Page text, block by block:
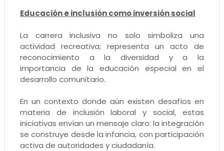
Educación e inclusión como inversión social
La carrera inclusiva no solo simboliza una
actividad recreativa; representa un acto de
reconocimiento a la diversidad y a la
importancia de la educación especial en el
desarrollo comunitario.
En un contexto donde aún existen desafíos en
materia de inclusión laboral y social, estas
iniciativas envían un mensaje claro: la integración
se construye desde la infancia, con participación
activa de autoridades y ciudadanía.